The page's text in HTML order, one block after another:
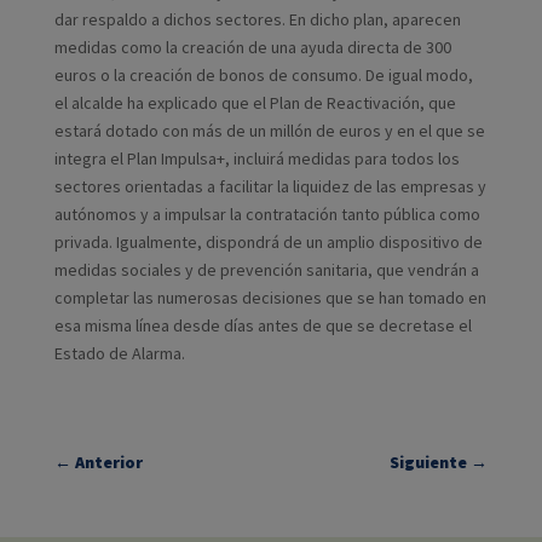
dar respaldo a dichos sectores. En dicho plan, aparecen
medidas como la creación de una ayuda directa de 300
euros o la creación de bonos de consumo. De igual modo,
el alcalde ha explicado que el Plan de Reactivación, que
estará dotado con más de un millón de euros y en el que se
integra el Plan Impulsa+, incluirá medidas para todos los
sectores orientadas a facilitar la liquidez de las empresas y
autónomos y a impulsar la contratación tanto pública como
privada. Igualmente, dispondrá de un amplio dispositivo de
medidas sociales y de prevención sanitaria, que vendrán a
completar las numerosas decisiones que se han tomado en
esa misma línea desde días antes de que se decretase el
Estado de Alarma.
← Anterior Siguiente →